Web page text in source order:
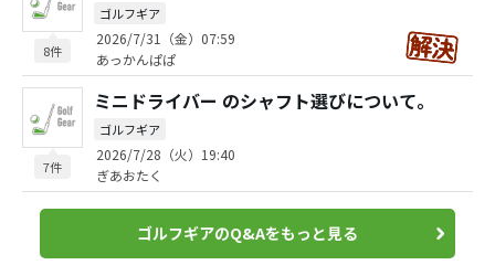
8件
ゴルフギア
2026/7/31（金）07:59
あっかんぱぱ
7件
ミニドライバー のシャフト選びについて。
ゴルフギア
2026/7/28（火）19:40
ぎあおたく
ゴルフギアのQ&Aをもっと見る